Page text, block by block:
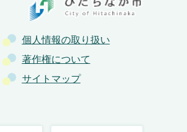
個人情報の取り扱い
著作権について
サイトマップ